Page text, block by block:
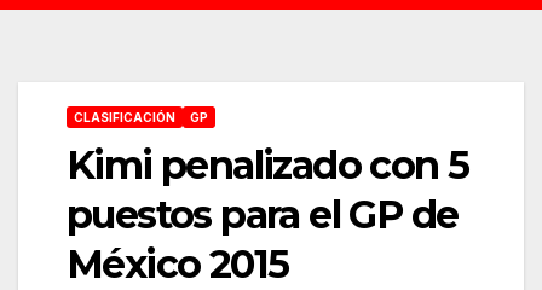
CLASIFICACIÓN GP
Kimi penalizado con 5
puestos para el GP de
México 2015